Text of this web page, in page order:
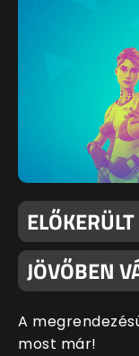
JÖVŐBEN
A
most már!